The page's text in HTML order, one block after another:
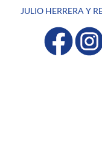
JULIO HERRERA Y